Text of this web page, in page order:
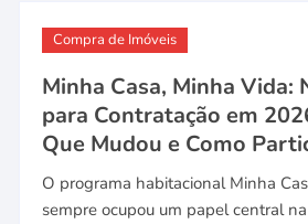
Compra de Imóveis
Minha Casa, Minha Vida:
para Contratação em
Que Mudou e Como
O programa habitacional Minha
sempre ocupou um papel central